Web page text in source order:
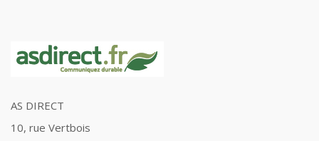
AS DIRECT
10, rue Vertbois